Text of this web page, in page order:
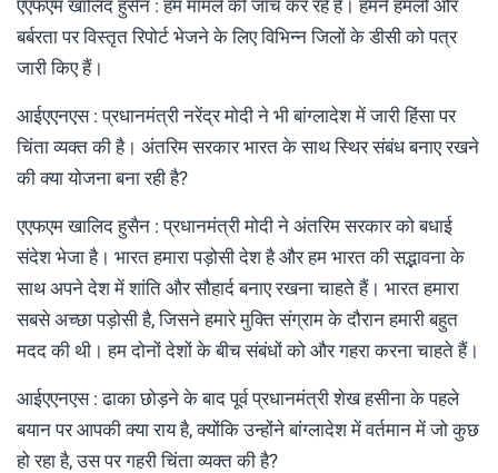
एएफएम खालिद हुसैन : हम मामले की जांच कर रहे हैं। हमने हमलों और
बर्बरता पर विस्तृत रिपोर्ट भेजने के लिए विभिन्न ज‍िलों के डीसी को पत्र
जारी किए हैं।
आईएएनएस : प्रधानमंत्री नरेंद्र मोदी ने भी बांग्लादेश में जारी हिंसा पर
चिंता व्यक्त की है। अंतरिम सरकार भारत के साथ स्थिर संबंध बनाए रखने
की क्या योजना बना रही है?
एएफएम खालिद हुसैन : प्रधानमंत्री मोदी ने अंतरिम सरकार को बधाई
संदेश भेजा है। भारत हमारा पड़ोसी देश है और हम भारत की सद्भावना के
साथ अपने देश में शांति और सौहार्द बनाए रखना चाहते हैं। भारत हमारा
सबसे अच्छा पड़ोसी है, जिसने हमारे मुक्ति संग्राम के दौरान हमारी बहुत
मदद की थी। हम दोनों देशों के बीच संबंधों को और गहरा करना चाहते हैं।
आईएएनएस : ढाका छोड़ने के बाद पूर्व प्रधानमंत्री शेख हसीना के पहले
बयान पर आपकी क्या राय है, क्योंकि उन्होंने बांग्लादेश में वर्तमान में जो कुछ
हो रहा है, उस पर गहरी चिंता व्यक्त की है?